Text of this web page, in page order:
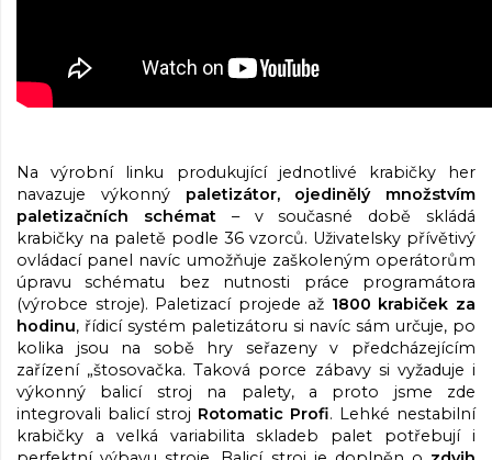
Na výrobní linku produkující jednotlivé krabičky her
navazuje výkonný paletizátor, ojedinělý množstvím
paletizačních schémat– v současné době skládá
krabičky na paletě podle 36 vzorců. Uživatelsky přívětivý
ovládací panel navíc umožňuje zaškoleným operátorům
úpravu schématu bez nutnosti práce programátora
(výrobce stroje). Paletizací projede až 1800 krabiček za
hodinu, řídicí systém paletizátoru si navíc sám určuje, po
kolika jsou na sobě hry seřazeny v předcházejícím
zařízení „štosovačka. Taková porce zábavy si vyžaduje i
výkonný balicí stroj na palety, a proto jsme zde
integrovali balicí stroj Rotomatic Profi. Lehké nestabilní
krabičky a velká variabilita skladeb palet potřebují i